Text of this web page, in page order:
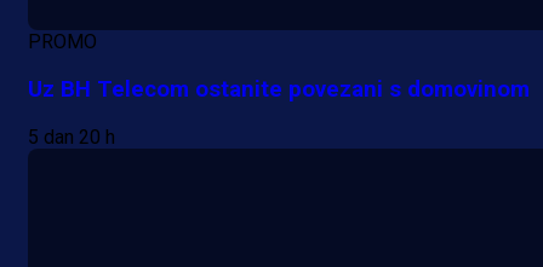
PROMO
Uz BH Telecom ostanite povezani s domovinom
5 dan 20 h